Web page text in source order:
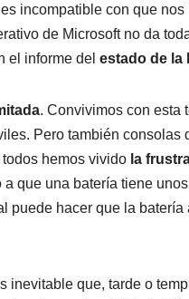
incompatible con que nos
de Microsoft no da
el informe del estado de la
. Convivimos con esta
Pero también consolas
hemos vivido la
que una batería tiene
puede hacer que la batería
inevitable que, tarde o